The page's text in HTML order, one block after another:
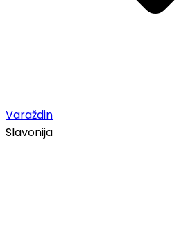
Varaždin
Slavonija